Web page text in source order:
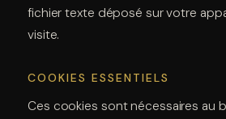
fichier texte déposé sur votre
visite.
COOKIES ESSENTIELS
Ces cookies sont nécessaires au